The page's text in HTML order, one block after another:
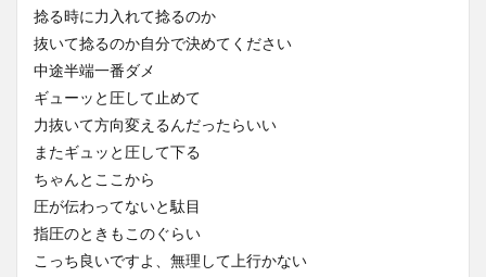
捻る時に力入れて捻るのか
抜いて捻るのか自分で決めてください
中途半端一番ダメ
ギューッと圧して止めて
力抜いて方向変えるんだったらいい
またギュッと圧して下る
ちゃんとここから
圧が伝わってないと駄目
指圧のときもこのぐらい
こっち良いですよ、無理して上行かない